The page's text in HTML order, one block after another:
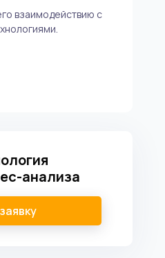
взаимодействию с
анализа